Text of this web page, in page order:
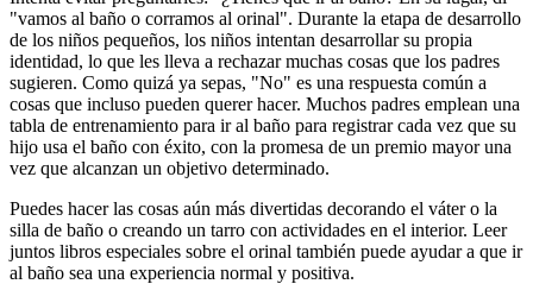
"vamos al baño o corramos al orinal". Durante la etapa de desarrollo
de los niños pequeños, los niños intentan desarrollar su propia
identidad, lo que les lleva a rechazar muchas cosas que los padres
sugieren. Como quizá ya sepas, "No" es una respuesta común a
cosas que incluso pueden querer hacer. Muchos padres emplean una
tabla de entrenamiento para ir al baño para registrar cada vez que su
hijo usa el baño con éxito, con la promesa de un premio mayor una
vez que alcanzan un objetivo determinado.
Puedes hacer las cosas aún más divertidas decorando el váter o la
silla de baño o creando un tarro con actividades en el interior. Leer
juntos libros especiales sobre el orinal también puede ayudar a que ir
al baño sea una experiencia normal y positiva.